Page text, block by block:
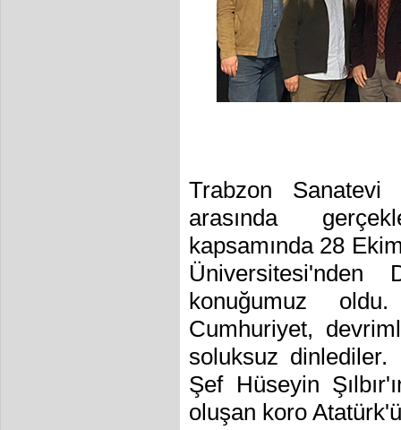
Trabzon
arasında
kapsamında 28
konuğumuz
Cumhuriyet,
soluksuz dinlediler.
Şef Hüseyin
oluşan koro